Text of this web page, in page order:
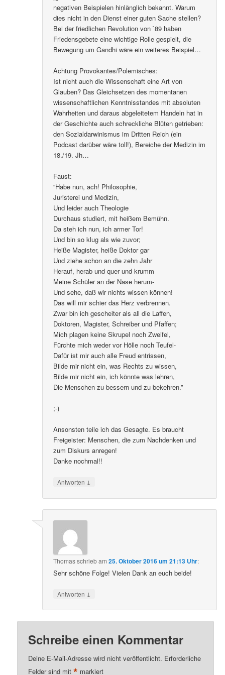
negativen Beispielen hinlänglich bekannt. Warum
dies nicht in den Dienst einer guten Sache stellen?
Bei der friedlichen Revolution von `89 haben
Friedensgebete eine wichtige Rolle gespielt, die
Bewegung um Gandhi wäre ein weiteres Beispiel…
Achtung Provokantes/Polemisches:
Ist nicht auch die Wissenschaft eine Art von
Glauben? Das Gleichsetzen des momentanen
wissenschaftlichen Kenntnisstandes mit absoluten
Wahrheiten und daraus abgeleitetem Handeln hat in
der Geschichte auch schreckliche Blüten getrieben:
den Sozialdarwinismus im Dritten Reich (ein
Podcast darüber wäre toll!), Bereiche der Medizin im
18./19. Jh…
Faust:
“Habe nun, ach! Philosophie,
Juristerei und Medizin,
Und leider auch Theologie
Durchaus studiert, mit heißem Bemühn.
Da steh ich nun, ich armer Tor!
Und bin so klug als wie zuvor;
Heiße Magister, heiße Doktor gar
Und ziehe schon an die zehn Jahr
Herauf, herab und quer und krumm
Meine Schüler an der Nase herum-
Und sehe, daß wir nichts wissen können!
Das will mir schier das Herz verbrennen.
Zwar bin ich gescheiter als all die Laffen,
Doktoren, Magister, Schreiber und Pfaffen;
Mich plagen keine Skrupel noch Zweifel,
Fürchte mich weder vor Hölle noch Teufel-
Dafür ist mir auch alle Freud entrissen,
Bilde mir nicht ein, was Rechts zu wissen,
Bilde mir nicht ein, ich könnte was lehren,
Die Menschen zu bessern und zu bekehren.”
;-)
Ansonsten teile ich das Gesagte. Es braucht
Freigeister: Menschen, die zum Nachdenken und
zum Diskurs anregen!
Danke nochmal!!
Antworten ↓
Thomasschriebam25. Oktober 2016 um 21:13 Uhr:
Sehr schöne Folge! Vielen Dank an euch beide!
Antworten ↓
Schreibe einen Kommentar
Deine E-Mail-Adresse wird nicht veröffentlicht. Erforderliche
Felder sind mit
markiert